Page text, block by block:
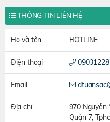
THÔNG TIN LIÊN HỆ
Họ và tên HOTLINE
Điện thoại
Email
Địa chỉ
970 Nguyễn
Quận 7,